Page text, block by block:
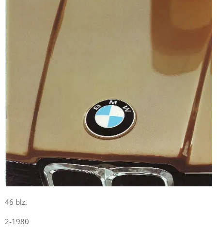
46 blz.
2-1980